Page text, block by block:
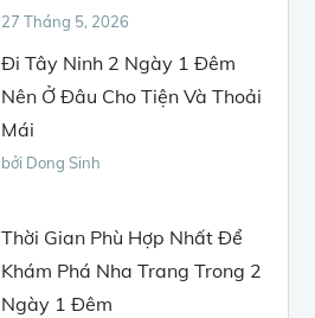
27 Tháng 5, 2026
Đi Tây Ninh 2 Ngày 1 Đêm
Nên Ở Đâu Cho Tiện Và Thoải
Mái
bởi Dong Sinh
Thời Gian Phù Hợp Nhất Để
Khám Phá Nha Trang Trong 2
Ngày 1 Đêm